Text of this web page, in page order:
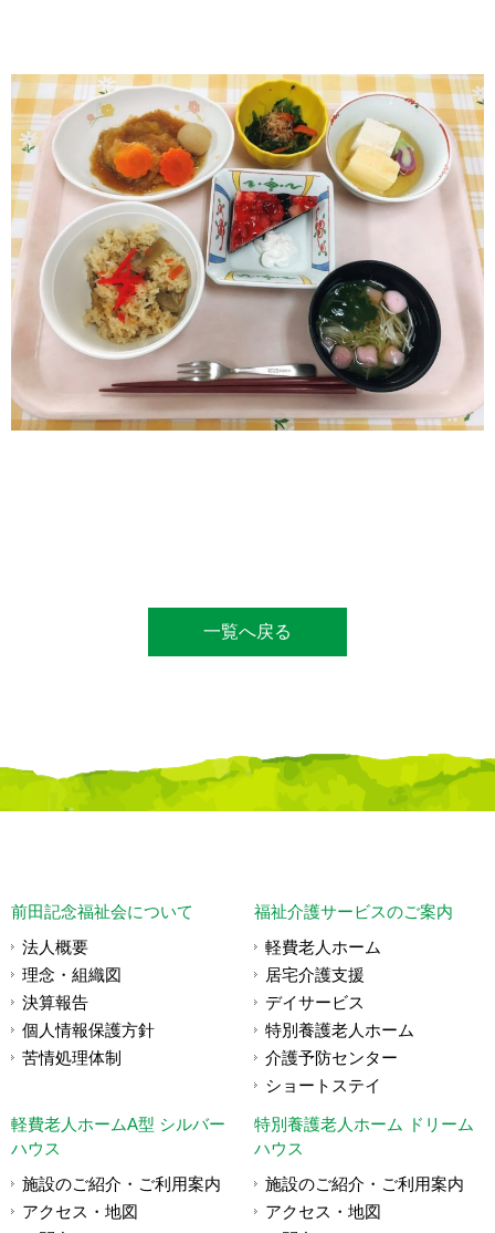
一覧へ戻る
前田記念福祉会について
法人概要
理念・組織図
決算報告
個人情報保護方針
苦情処理体制
福祉介護サービスのご案内
軽費老人ホーム
居宅介護支援
デイサービス
特別養護老人ホーム
介護予防センター
ショートステイ
軽費老人ホームA型 シルバー
ハウス
施設のご紹介・ご利用案内
アクセス・地図
特別養護老人ホーム ドリーム
ハウス
施設のご紹介・ご利用案内
アクセス・地図